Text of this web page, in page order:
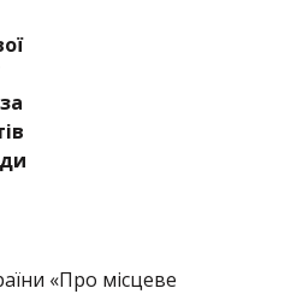
«Про місцеве